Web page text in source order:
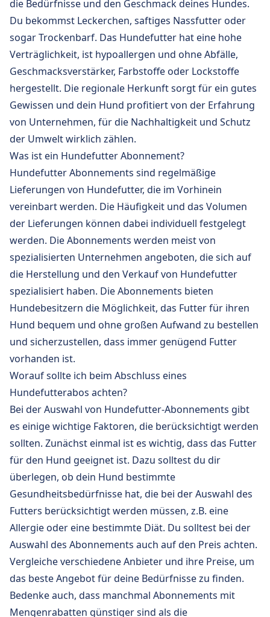
die Bedürfnisse und den Geschmack deines Hundes.
Du bekommst Leckerchen, saftiges Nassfutter oder
sogar Trockenbarf. Das Hundefutter hat eine hohe
Verträglichkeit, ist hypoallergen und ohne Abfälle,
Geschmacksverstärker, Farbstoffe oder Lockstoffe
hergestellt. Die regionale Herkunft sorgt für ein gutes
Gewissen und dein Hund profitiert von der Erfahrung
von Unternehmen, für die Nachhaltigkeit und Schutz
der Umwelt wirklich zählen.
Was ist ein Hundefutter Abonnement?
Hundefutter Abonnements sind regelmäßige
Lieferungen von Hundefutter, die im Vorhinein
vereinbart werden. Die Häufigkeit und das Volumen
der Lieferungen können dabei individuell festgelegt
werden. Die Abonnements werden meist von
spezialisierten Unternehmen angeboten, die sich auf
die Herstellung und den Verkauf von Hundefutter
spezialisiert haben. Die Abonnements bieten
Hundebesitzern die Möglichkeit, das Futter für ihren
Hund bequem und ohne großen Aufwand zu bestellen
und sicherzustellen, dass immer genügend Futter
vorhanden ist.
Worauf sollte ich beim Abschluss eines
Hundefutterabos achten?
Bei der Auswahl von Hundefutter-Abonnements gibt
es einige wichtige Faktoren, die berücksichtigt werden
sollten. Zunächst einmal ist es wichtig, dass das Futter
für den Hund geeignet ist. Dazu solltest du dir
überlegen, ob dein Hund bestimmte
Gesundheitsbedürfnisse hat, die bei der Auswahl des
Futters berücksichtigt werden müssen, z.B. eine
Allergie oder eine bestimmte Diät. Du solltest bei der
Auswahl des Abonnements auch auf den Preis achten.
Vergleiche verschiedene Anbieter und ihre Preise, um
das beste Angebot für deine Bedürfnisse zu finden.
Bedenke auch, dass manchmal Abonnements mit
Mengenrabatten günstiger sind als die